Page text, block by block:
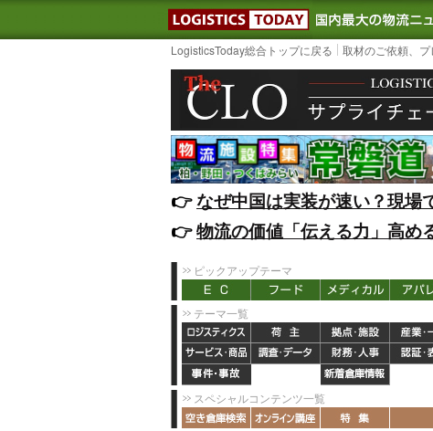
LOGISTICS
LogisticsToday総合トップに戻る 取材のご依頼、
👉️なぜ中国は実装が速い？現場
👉️物流の価値「伝える力」高め
ピックアップテーマ
テーマ一覧
スペシャルコンテンツ一覧